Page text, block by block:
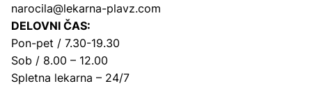
narocila@lekarna-plavz.com
DELOVNI ČAS:
Pon-pet / 7.30-19.30
Sob / 8.00 – 12.00
Spletna lekarna – 24/7